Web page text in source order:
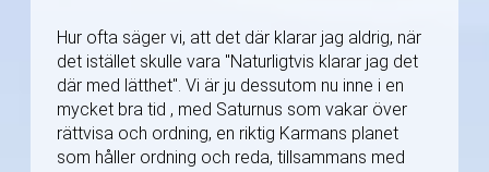
Hur ofta säger vi, att det där klarar jag aldrig, när
det istället skulle vara "Naturligtvis klarar jag det
där med lätthet". Vi är ju dessutom nu inne i en
mycket bra tid , med Saturnus som vakar över
rättvisa och ordning, en riktig Karmans planet
som håller ordning och reda, tillsammans med